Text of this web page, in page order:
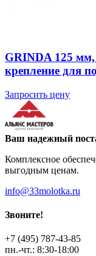
GRINDA 125
крепление для
Запросить цену
Ваш надежный
Комплексное
выгодным ценам.
info@33molotka.ru
Звоните!
+7 (495) 787-43-85
пн.-чт.: 8:30-18:00